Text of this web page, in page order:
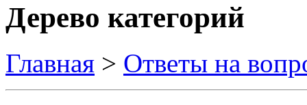
Дерево категорий
Главная > Ответы на